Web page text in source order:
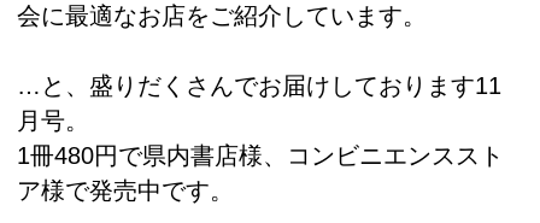
会に最適なお店をご紹介しています。
…と、盛りだくさんでお届けしております11
月号。
1冊480円で県内書店様、コンビニエンススト
ア様で発売中です。